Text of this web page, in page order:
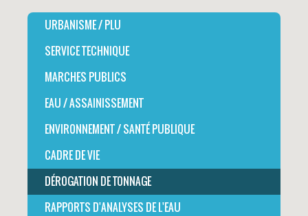
URBANISME / PLU
SERVICE TECHNIQUE
MARCHES PUBLICS
EAU / ASSAINISSEMENT
ENVIRONNEMENT / SANTÉ PUBLIQUE
CADRE DE VIE
DÉROGATION DE TONNAGE
RAPPORTS D'ANALYSES DE L'EAU